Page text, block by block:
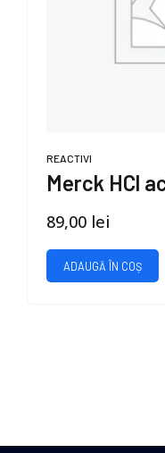
REACTIVI
Merck HCl
89,00 lei
ADAUGĂ ÎN COȘ